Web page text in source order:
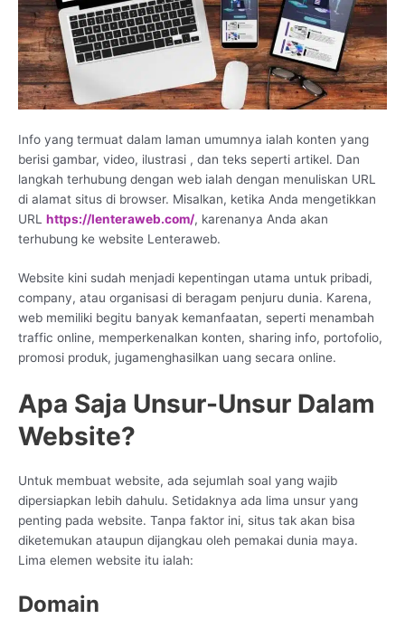
Info yang termuat dalam laman umumnya ialah konten yang
berisi gambar, video, ilustrasi , dan teks seperti artikel. Dan
langkah terhubung dengan web ialah dengan menuliskan URL
di alamat situs di browser. Misalkan, ketika Anda mengetikkan
URL https://lenteraweb.com/, karenanya Anda akan
terhubung ke website Lenteraweb.
Website kini sudah menjadi kepentingan utama untuk pribadi,
company, atau organisasi di beragam penjuru dunia. Karena,
web memiliki begitu banyak kemanfaatan, seperti menambah
traffic online, memperkenalkan konten, sharing info, portofolio,
promosi produk, jugamenghasilkan uang secara online.
Apa Saja Unsur-Unsur Dalam
Website?
Untuk membuat website, ada sejumlah soal yang wajib
dipersiapkan lebih dahulu. Setidaknya ada lima unsur yang
penting pada website. Tanpa faktor ini, situs tak akan bisa
diketemukan ataupun dijangkau oleh pemakai dunia maya.
Lima elemen website itu ialah:
Domain